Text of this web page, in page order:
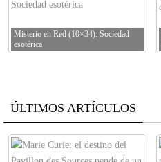
Misterio en Red (10×34): Sociedad
esotérica
ÚLTIMOS ARTÍCULOS